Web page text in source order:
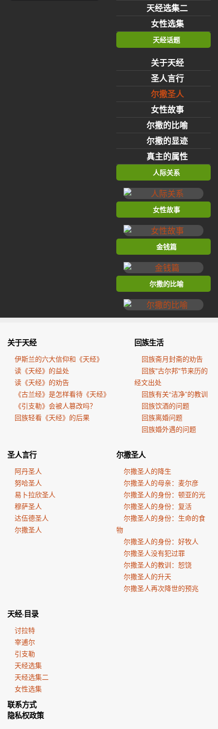
天经选集二
女性选集
天经话题
关于天经
圣人言行
尔撒圣人
女性故事
尔撒的比喻
尔撒的显迹
真主的属性
人际关系
女性故事
金钱篇
尔撒的比喻
关于天经
伊斯兰的六大信仰和《天经》
读《天经》的益处
读《天经》的劝告
《古兰经》是怎样看待《天经》
《引支勒》会被人篡改吗？
回族轻看《天经》的后果
回族生活
回族斋月封斋的劝告
回族"古尔邦"节来历的
经文出处
回族有关“洁净”的教训
回族饮酒的问题
回族离婚问题
回族婚外遇的问题
圣人言行
阿丹圣人
努哈圣人
易卜拉欣圣人
穆萨圣人
达伍德圣人
尔撒圣人
尔撒圣人
尔撒圣人的降生
尔撒圣人的母亲：麦尔彦
尔撒圣人的身份：顿亚的光
尔撒圣人的身份：复活
尔撒圣人的身份：生命的食
物
尔撒圣人的身份：好牧人
尔撒圣人没有犯过罪
尔撒圣人的教训：恕饶
尔撒圣人的升天
尔撒圣人再次降世的预兆
天经·目录
讨拉特
宰逋尔
引支勒
天经选集
天经选集二
女性选集
联系方式
隐私权政策